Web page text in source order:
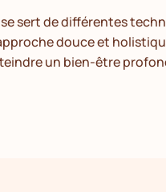
sert de différentes
douce et
un bien-être